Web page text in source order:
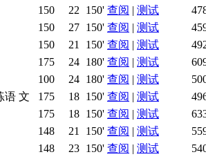
150 22 150' 查阅 | 测试
150 27 150' 查阅 | 测试
150 21 150' 查阅 | 测试
175 24 180' 查阅 | 测试
100 24 180' 查阅 | 测试
语 文 175 18 150' 查阅 | 测试
175 18 150' 查阅 | 测试
148 21 150' 查阅 | 测试
148 23 150' 查阅 | 测试